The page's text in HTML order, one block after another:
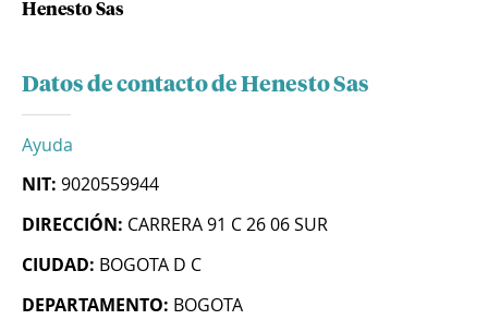
Henesto Sas
Datos de contacto de Henesto Sas
Ayuda
NIT: 9020559944
DIRECCIÓN: CARRERA 91 C 26 06 SUR
CIUDAD: BOGOTA D C
DEPARTAMENTO: BOGOTA